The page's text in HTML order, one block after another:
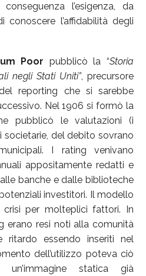
l’esigenza, da
conoscere l’affidabilità degli
Poor pubblicò la “Storia
negli Stati Uniti”, precursore
reporting che si sarebbe
Nel 1906 si formò la
pubblicò le valutazioni (i
del debito sovrano
I rating venivano
appositamente redatti e
banche e dalle biblioteche
investitori. Il modello
per molteplici fattori. In
erano resi noti alla comunità
ritardo essendo inseriti nel
dell’utilizzo poteva ciò
un’immagine statica già